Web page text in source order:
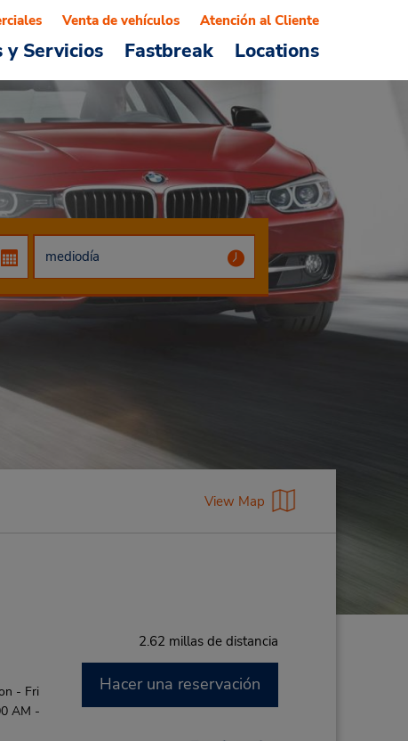
y Servicios Fastbreak Locations
Venta de vehículos Atención al Cliente
View Map
2.62 millas de distancia
- Fri
AM -
Hacer una reservación